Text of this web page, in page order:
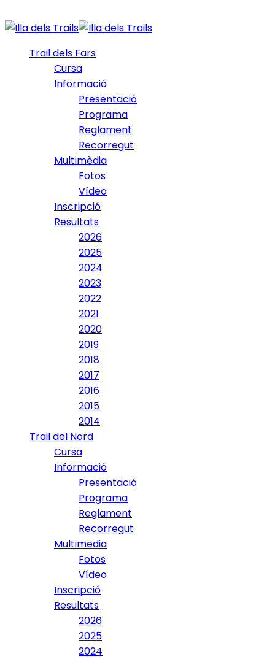
Trail dels Fars
Cursa
Informació
Presentació
Programa
Reglament
Recorregut
Multimèdia
Fotos
Vídeo
Inscripció
Resultats
2026
2025
2024
2023
2022
2021
2020
2019
2018
2017
2016
2015
2014
Trail del Nord
Cursa
Informació
Presentació
Programa
Reglament
Recorregut
Multimedia
Fotos
Vídeo
Inscripció
Resultats
2026
2025
2024